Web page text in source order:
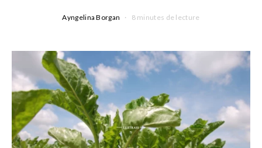
Ayngelina Borgan 8 minutes de lecture